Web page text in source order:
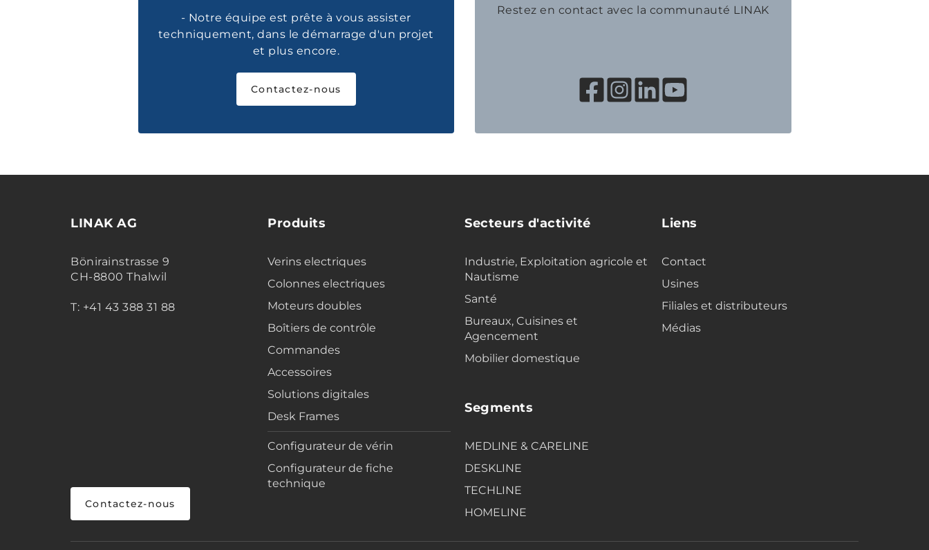
- Notre équipe est prête à vous assister
techniquement, dans le démarrage d'un projet
et plus encore.
Contactez-nous
Restez en contact avec la communauté LINAK
LINAK AG
Bönirainstrasse 9
CH-8800 Thalwil
T: +41 43 388 31 88
Contactez-nous
Produits
Verins electriques
Colonnes electriques
Moteurs doubles
Boîtiers de contrôle
Commandes
Accessoires
Solutions digitales
Desk Frames
Configurateur de vérin
Configurateur de fiche
technique
Secteurs d'activité
Industrie, Exploitation agricole et
Nautisme
Santé
Bureaux, Cuisines et
Agencement
Mobilier domestique
Segments
MEDLINE & CARELINE
DESKLINE
TECHLINE
HOMELINE
Liens
Contact
Usines
Filiales et distributeurs
Médias